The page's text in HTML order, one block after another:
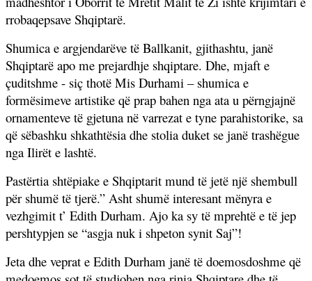
rrobaqepsave Shqiptarë.
Shumica e argjendarëve të Ballkanit, gjithashtu, janë
Shqiptarë apo me prejardhje shqiptare. Dhe, mjaft e
çuditshme - siç thotë Mis Durhami – shumica e
formësimeve artistike që prap bahen nga ata u përngjajnë
ornamenteve të gjetuna në varrezat e tyne parahistorike, sa
që sëbashku shkathtësia dhe stolia duket se janë trashëgue
nga Ilirët e lashtë.
Pastërtia shtëpiake e Shqiptarit mund të jetë një shembull
për shumë të tjerë.” Asht shumë interesant mënyra e
vezhgimit t’ Edith Durham. Ajo ka sy të mprehtë e të jep
pershtypjen se “asgja nuk i shpeton synit Saj”!
Jeta dhe veprat e Edith Durham janë të doemosdoshme që